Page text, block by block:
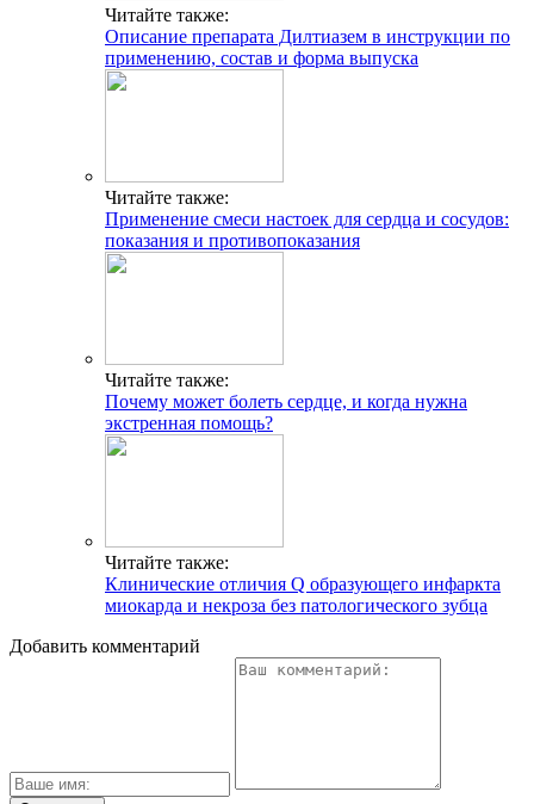
Читайте также:
Описание препарата Дилтиазем в инструкции по
применению, состав и форма выпуска
Читайте также:
Применение смеси настоек для сердца и сосудов:
показания и противопоказания
Читайте также:
Почему может болеть сердце, и когда нужна
экстренная помощь?
Читайте также:
Клинические отличия Q образующего инфаркта
миокарда и некроза без патологического зубца
Добавить комментарий